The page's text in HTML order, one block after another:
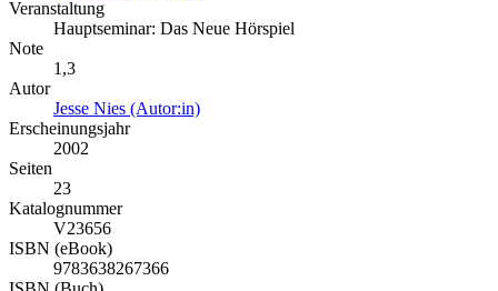
Veranstaltung
Hauptseminar: Das Neue Hörspiel
Note
1,3
Autor
Jesse Nies (Autor:in)
Erscheinungsjahr
2002
Seiten
23
Katalognummer
V23656
ISBN (eBook)
9783638267366